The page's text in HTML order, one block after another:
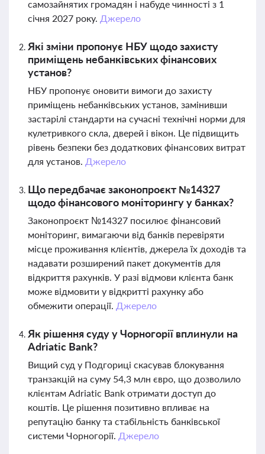
самозайнятих громадян і набуде чинності з 1
січня 2027 року. Джерело
Які зміни пропонує НБУ щодо захисту
приміщень небанківських фінансових
установ?
НБУ пропонує оновити вимоги до захисту
приміщень небанківських установ, замінивши
застарілі стандарти на сучасні технічні норми для
кулетривкого скла, дверей і вікон. Це підвищить
рівень безпеки без додаткових фінансових витрат
для установ. Джерело
Що передбачає законопроєкт №14327
щодо фінансового моніторингу у банках?
Законопроєкт №14327 посилює фінансовий
моніторинг, вимагаючи від банків перевіряти
місце проживання клієнтів, джерела їх доходів та
надавати розширений пакет документів для
відкриття рахунків. У разі відмови клієнта банк
може відмовити у відкритті рахунку або
обмежити операції. Джерело
Як рішення суду у Чорногорії вплинули на
Adriatic Bank?
Вищий суд у Подгориці скасував блокування
транзакцій на суму 54,3 млн євро, що дозволило
клієнтам Adriatic Bank отримати доступ до
коштів. Це рішення позитивно впливає на
репутацію банку та стабільність банківської
системи Чорногорії. Джерело